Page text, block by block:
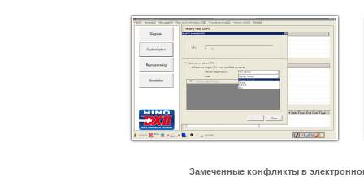
Замеченные конфликты в